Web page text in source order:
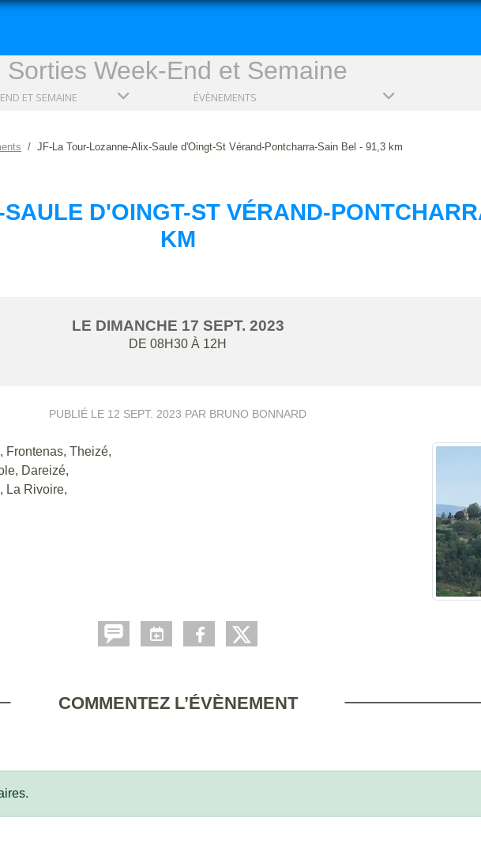
Sorties Week-End et Semaine
ET SEMAINE ÉVÈNEMENTS
JF-La Tour-Lozanne-Alix-Saule d'Oingt-St Vérand-Pontcharra-Sain Bel - 91,3 km
D'OINGT-ST VÉRAND-
KM
LE DIMANCHE 17 SEPT. 2023
DE 08H30 À 12H
PUBLIÉ LE 12 SEPT. 2023 PAR BRUNO BONNARD
Frontenas, Theizé,
Dareizé,
La Rivoire,
COMMENTEZ L’ÉVÈNEMENT